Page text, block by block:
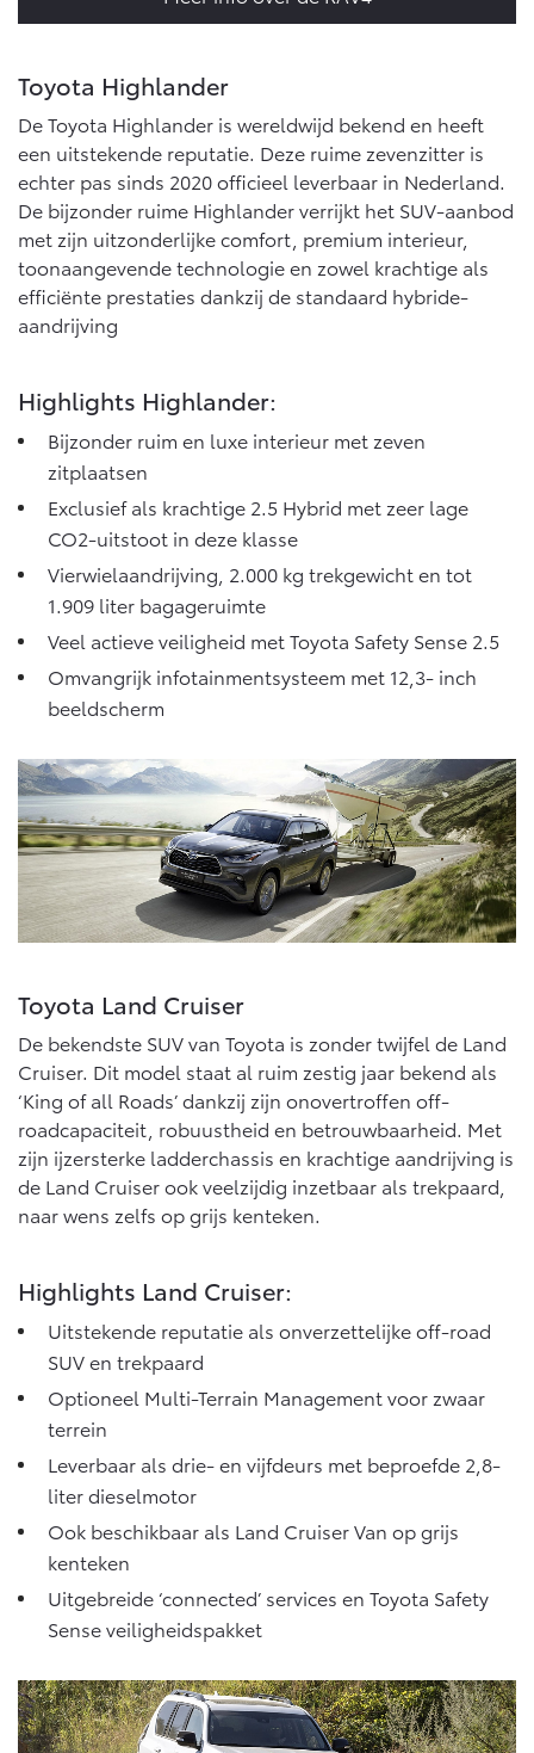
Toyota Highlander
De Toyota Highlander is wereldwijd bekend en heeft
een uitstekende reputatie. Deze ruime zevenzitter is
echter pas sinds 2020 officieel leverbaar in Nederland.
De bijzonder ruime Highlander verrijkt het SUV-aanbod
met zijn uitzonderlijke comfort, premium interieur,
toonaangevende technologie en zowel krachtige als
efficiënte prestaties dankzij de standaard hybride-
aandrijving
Highlights Highlander:
Bijzonder ruim en luxe interieur met zeven
zitplaatsen
Exclusief als krachtige 2.5 Hybrid met zeer lage
CO2-uitstoot in deze klasse
Vierwielaandrijving, 2.000 kg trekgewicht en tot
1.909 liter bagageruimte
Veel actieve veiligheid met Toyota Safety Sense 2.5
Omvangrijk infotainmentsysteem met 12,3- inch
beeldscherm
Toyota Land Cruiser
De bekendste SUV van Toyota is zonder twijfel de Land
Cruiser. Dit model staat al ruim zestig jaar bekend als
‘King of all Roads’ dankzij zijn onovertroffen off-
roadcapaciteit, robuustheid en betrouwbaarheid. Met
zijn ijzersterke ladderchassis en krachtige aandrijving is
de Land Cruiser ook veelzijdig inzetbaar als trekpaard,
naar wens zelfs op grijs kenteken.
Highlights Land Cruiser:
Uitstekende reputatie als onverzettelijke off-road
SUV en trekpaard
Optioneel Multi-Terrain Management voor zwaar
terrein
Leverbaar als drie- en vijfdeurs met beproefde 2,8-
liter dieselmotor
Ook beschikbaar als Land Cruiser Van op grijs
kenteken
Uitgebreide ‘connected’ services en Toyota Safety
Sense veiligheidspakket